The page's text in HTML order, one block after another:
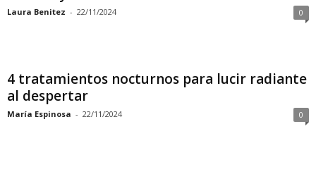
Laura Benitez - 22/11/2024 0
4 tratamientos nocturnos para lucir radiante
al despertar
María Espinosa - 22/11/2024 0